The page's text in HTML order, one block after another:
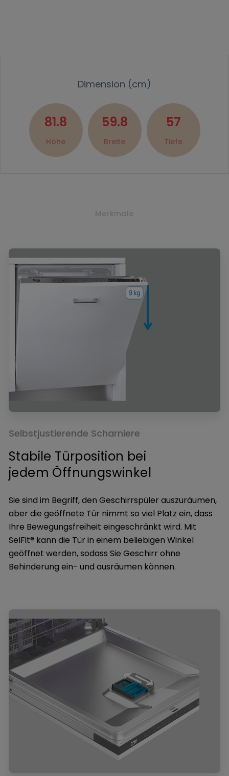
Dimension (cm)
81.8
Höhe
59.8
Breite
57
Tiefe
Merkmale
Selbstjustierende Scharniere
Stabile Türposition bei
jedem Öffnungswinkel
Sie sind im Begriff, den Geschirrspüler auszuräumen,
aber die geöffnete Tür nimmt so viel Platz ein, dass
Ihre Bewegungsfreiheit eingeschränkt wird. Mit
SelFit® kann die Tür in einem beliebigen Winkel
geöffnet werden, sodass Sie Geschirr ohne
Behinderung ein- und ausräumen können.